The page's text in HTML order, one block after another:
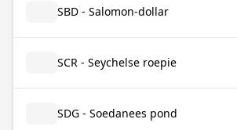
SBD - Salomon-dollar
SCR - Seychelse roepie
SDG - Soedanees pond